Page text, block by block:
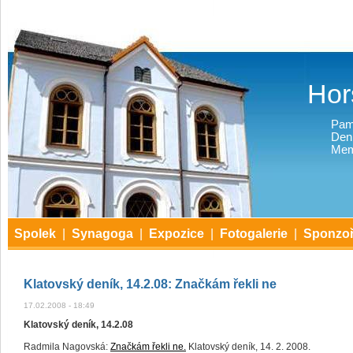
Spolek Synagoga Expozice Fotogalerie
Klatovský deník, 14.2.08: Značkám řekli ne
17.02.2008 - 18:49
Klatovský deník, 14.2.08
Radmila Nagovská: Značkám řekli ne. Klatovský deník, 14. 2. 2008.